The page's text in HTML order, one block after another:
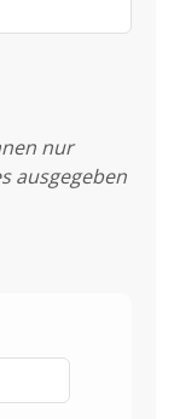
nur
ausgegeben